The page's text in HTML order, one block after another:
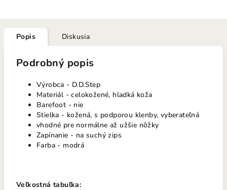
Popis Diskusia
Podrobný popis
Výrobca - D.D.Step
Materiál - celokožené, hladká koža
Barefoot - nie
Stielka - kožená, s podporou klenby, vyberateľná
vhodné pre normálne až užšie nôžky
Zapínanie - na suchý zips
Farba - modrá
Veľkostná tabuľka: